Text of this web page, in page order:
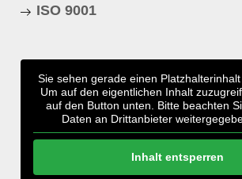
ISO 9001
Sie sehen gerade einen
Um auf den eigentlichen Inhalt
auf den Button unten. Bitte beachten
Daten an Drittanbieter
Inhalt entsperren